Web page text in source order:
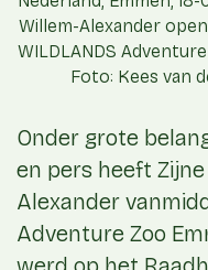
Willem-Alexander
WILDLANDS
Foto: Kees van
Onder grote
en pers heeft
Alexander
Adventure Zoo